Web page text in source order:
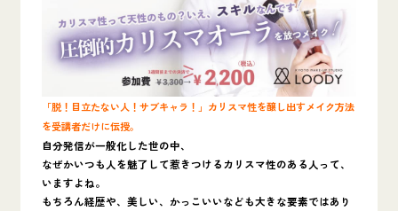
「脱！目立たない人！サブキャラ！」カリスマ性を醸し出すメイク方法
を受講者だけに伝授。
自分発信が一般化した世の中、
なぜかいつも人を魅了して惹きつけるカリスマ性のある人って、
いますよね。
もちろん経歴や、美しい、かっこいいなども大きな要素ではあり